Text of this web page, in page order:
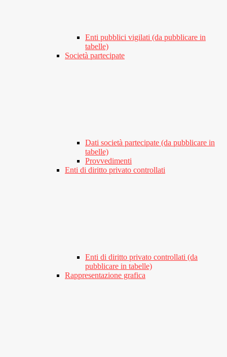
Enti pubblici vigilati (da pubblicare in
tabelle)
Società partecipate
Dati società partecipate (da pubblicare in
tabelle)
Provvedimenti
Enti di diritto privato controllati
Enti di diritto privato controllati (da
pubblicare in tabelle)
Rappresentazione grafica